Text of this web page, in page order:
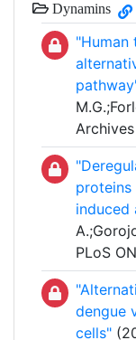
Dynamins
proteins
induced
PLoS
dengue
cells"